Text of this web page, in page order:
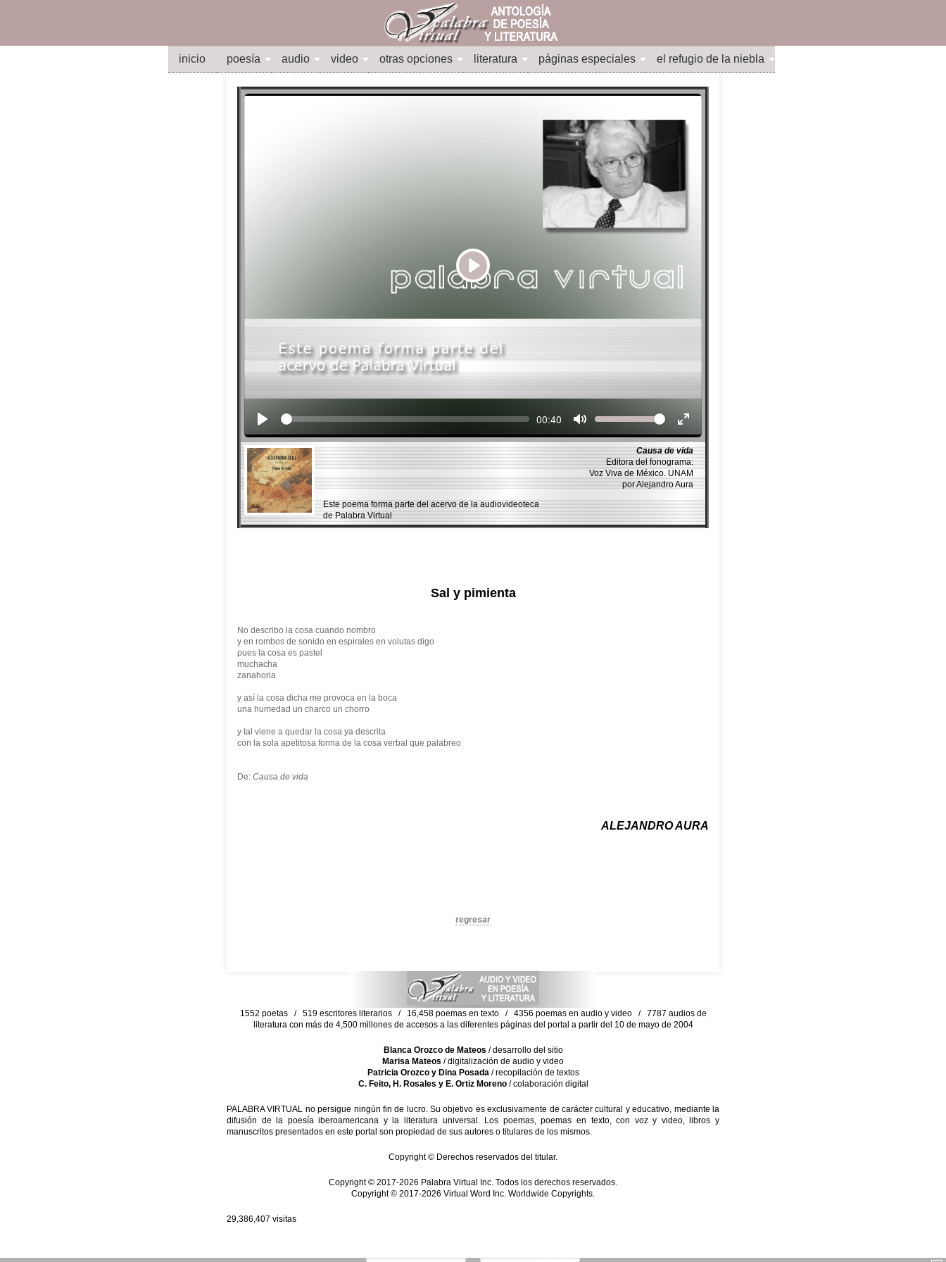
inicio poesía audio video otras opciones literatura páginas especiales el refugio de la niebla
Play
Seek Current
00:40 Volume
Causa de vida
Editora del fonograma:
Voz Viva de México. UNAM
por Alejandro Aura
Este poema forma parte del acervo de la audiovideoteca
de Palabra Virtual
Sal y pimienta
No describo la cosa cuando nombro
y en rombos de sonido en espirales en volutas digo
pues la cosa es pastel
muchacha
zanahoria
y así la cosa dicha me provoca en la boca
una humedad un charco un chorro
y tal viene a quedar la cosa ya descrita
con la sola apetitosa forma de la cosa verbal que palabreo
De: Causa de vida
ALEJANDRO AURA
regresar
1552 poetas / 519 escritores literarios / 16,458 poemas en texto / 4356 poemas en audio y video / 7787 audios de
literatura con más de 4,500 millones de accesos a las diferentes páginas del portal a partir del 10 de mayo de 2004
Blanca Orozco de Mateos / desarrollo del sitio
Marisa Mateos / digitalización de audio y video
Patricia Orozco y Dina Posada/ recopilación de textos
C. Feito, H. Rosales y E. Ortiz Moreno/ colaboración digital
PALABRA VIRTUAL no persigue ningún fin de lucro. Su objetivo es exclusivamente de carácter cultural y educativo, mediante la
difusión de la poesía iberoamericana y la literatura universal. Los poemas, poemas en texto, con voz y video, libros y
manuscritos presentados en este portal son propiedad de sus autores o titulares de los mismos.
Copyright © Derechos reservados del titular.
Copyright © 2017-2026 Palabra Virtual Inc. Todos los derechos reservados.
Copyright © 2017-2026 Virtual Word Inc. Worldwide Copyrights.
29,386,407 visitas